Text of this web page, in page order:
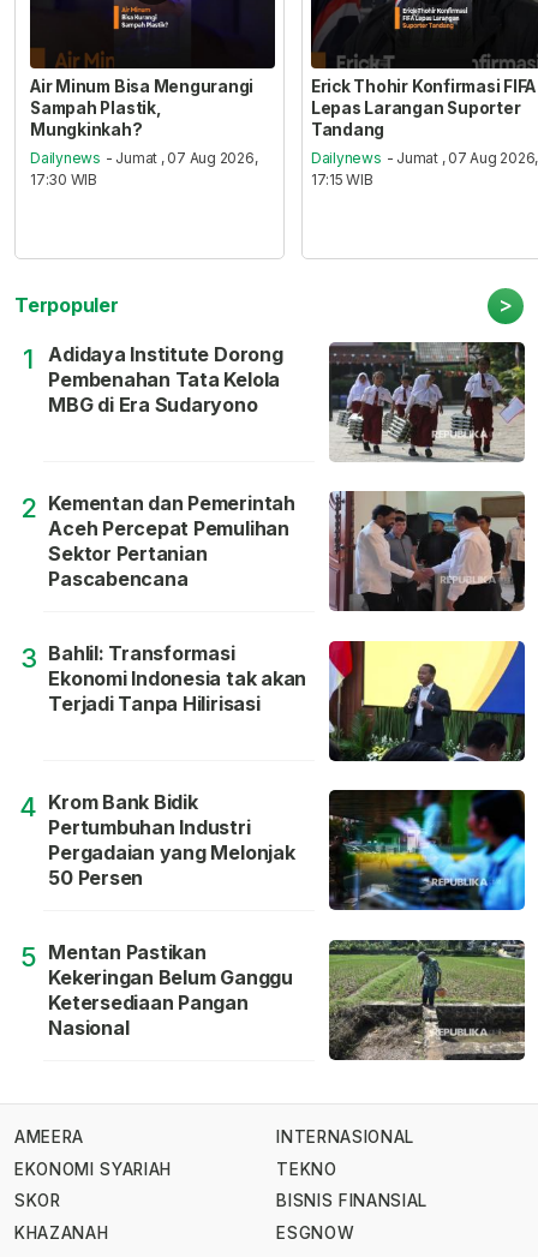
Air Minum Bisa Mengurangi
Sampah Plastik,
Mungkinkah?
Dailynews - Jumat , 07 Aug 2026,
17:30 WIB
Erick Thohir Konfirmasi FIFA
Lepas Larangan Suporter
Tandang
Dailynews - Jumat , 07 Aug 2026,
17:15 WIB
Terpopuler >
1
Adidaya Institute Dorong
Pembenahan Tata Kelola
MBG di Era Sudaryono
2 Kementan dan Pemerintah
Aceh Percepat Pemulihan
Sektor Pertanian
Pascabencana
3 Bahlil: Transformasi
Ekonomi Indonesia tak akan
Terjadi Tanpa Hilirisasi
4 Krom Bank Bidik
Pertumbuhan Industri
Pergadaian yang Melonjak
50 Persen
5 Mentan Pastikan
Kekeringan Belum Ganggu
Ketersediaan Pangan
Nasional
AMEERA
EKONOMI SYARIAH
SKOR
KHAZANAH
INTERNASIONAL
TEKNO
BISNIS FINANSIAL
ESGNOW